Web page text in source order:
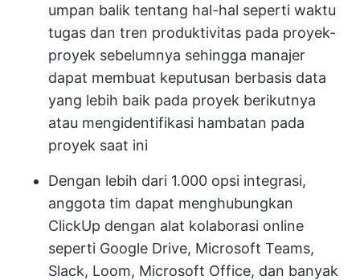
umpan balik tentang hal-hal seperti waktu
tugas dan tren produktivitas pada proyek-
proyek sebelumnya sehingga manajer
dapat membuat keputusan berbasis data
yang lebih baik pada proyek berikutnya
atau mengidentifikasi hambatan pada
proyek saat ini
Dengan lebih dari 1.000 opsi integrasi,
anggota tim dapat menghubungkan
ClickUp dengan alat kolaborasi online
seperti Google Drive, Microsoft Teams,
Slack, Loom, Microsoft Office, dan banyak